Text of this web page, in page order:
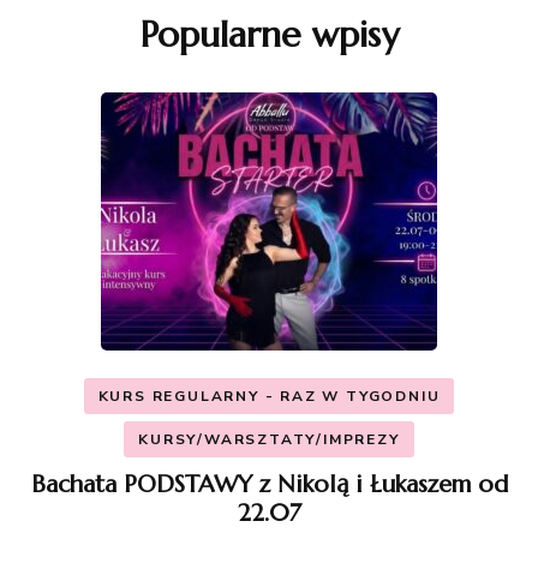
Popularne wpisy
KURS REGULARNY - RAZ W TYGODNIU
KURSY/WARSZTATY/IMPREZY
Bachata PODSTAWY z Nikolą i Łukaszem od
22.07